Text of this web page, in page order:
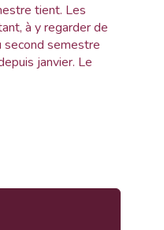
tient. Les
à y regarder de
second semestre
janvier. Le